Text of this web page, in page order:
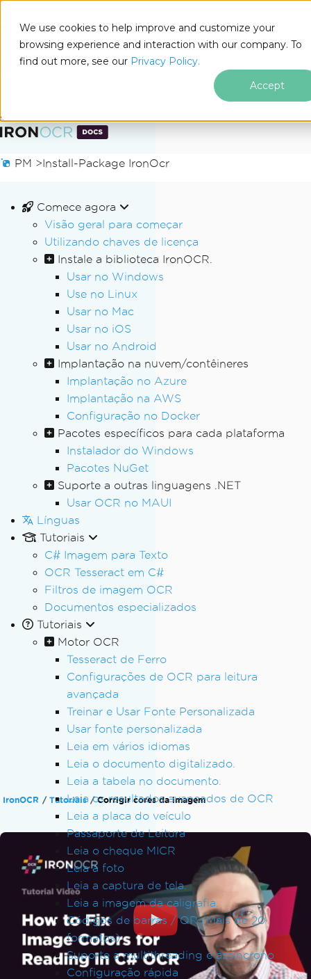
We use cookies to help improve and customize your
browsing experience and interaction with our company. To
find out more, see our Privacy Policy.
Accept
Ir para o conteúdo do rodapé
Docs
PM >Install-Package IronOcr
Comece agora
Visão geral para começar
Utilizando chaves de licença
Instale a biblioteca IronOCR.
Usar no Windows
Use no Linux
Usar no Mac
Usar no iOS
Usar no Android
Implantação na nuvem/contêineres
Implantação no Azure
Implantação na AWS
Configuração no Docker
Pacotes específicos para cada plataforma
Instalador do Windows
Pacotes NuGet
Suporte a outras linguagens .NET
Usar OCR no MAUI
Línguas
Tutoriais
C# Imagem para Texto
OCR Tesseract em C#
Filtros de imagem OCR
Documentos especializados
Tutoriais
Motor OCR
Tesseract de Ferro
Configurações de OCR para leitura
avançada
Treinar e Usar Fonte Personalizada
Usar fonte personalizada
Leia em vários idiomas
Leia o documento digitalizado.
Leia a tabela no documento.
Leia os resultados avançados de OCR
Leia a placa do veículo
Passaporte de Leitura
Leia o cheque MICR
Leia a foto
Leia a captura de tela.
Leia a imagem da caligrafia.
Códigos de barras / QR (Mais de 20
formatos)
Suporte a multithreading e assíncrono
Configuração rápida
IronOCR Tutoriais Corrigir cores da imagem